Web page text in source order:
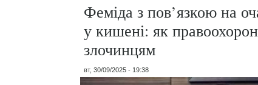
Феміда з пов’язкою на
у кишені: як
злочинцям
вт, 30/09/2025 - 19:38